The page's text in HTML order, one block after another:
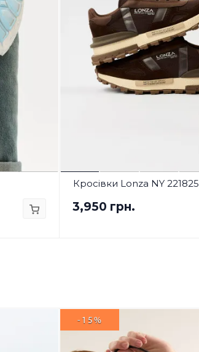
Кросівки Lonza NY 221825
3,950 грн.
-15%